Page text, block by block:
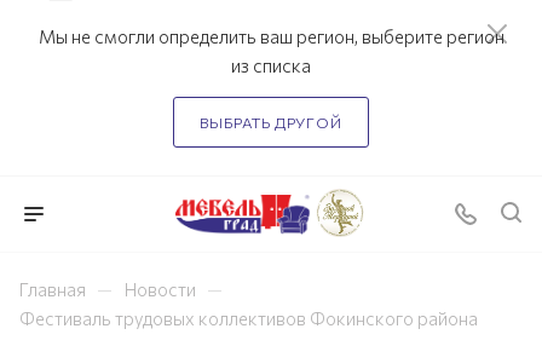
Мы не смогли определить ваш регион, выберите регион
из списка
ВЫБРАТЬ ДРУГОЙ
Главная — Новости —
Фестиваль трудовых коллективов Фокинского района